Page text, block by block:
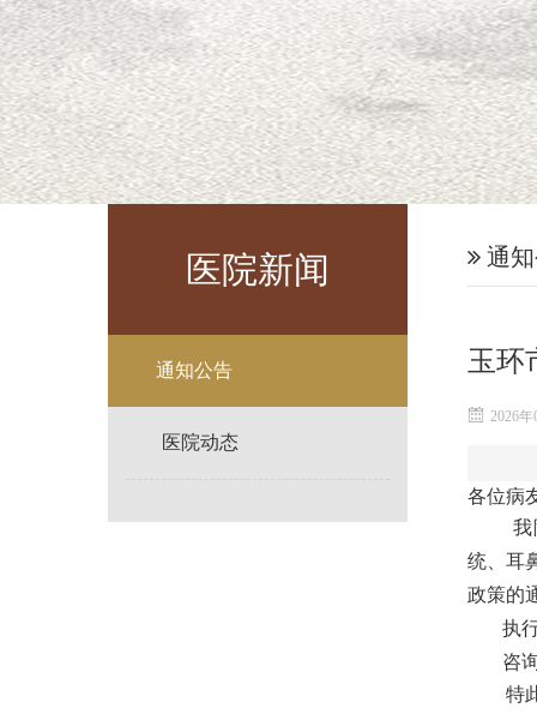
医院新闻
通知公告
医院动态
通
玉环
2026
各位病
我
统、耳
政策的
执
咨
特